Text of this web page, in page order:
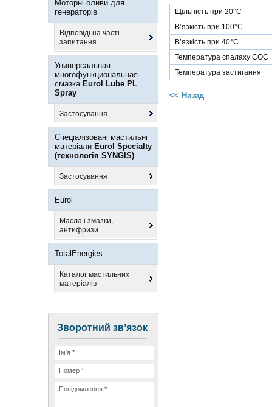
Моторні оливи для
генераторів
Відповіді на часті
запитання
Универсальная
многофункциональная
смазка Eurol Lube PL
Spray
Застосування
Спеціалізовані мастильні
матеріали Eurol Specialty
(технологія SYNGIS)
Застосування
Eurol
Масла і змазки,
антифризи
TotalEnergies
Каталог мастильних
матеріалів
Зворотний звʼязок
Щільність при 20°C
В’язкість при 100°C
В’язкість при 40°C
Температура спалаху COC
Температура застигання
<< Назад